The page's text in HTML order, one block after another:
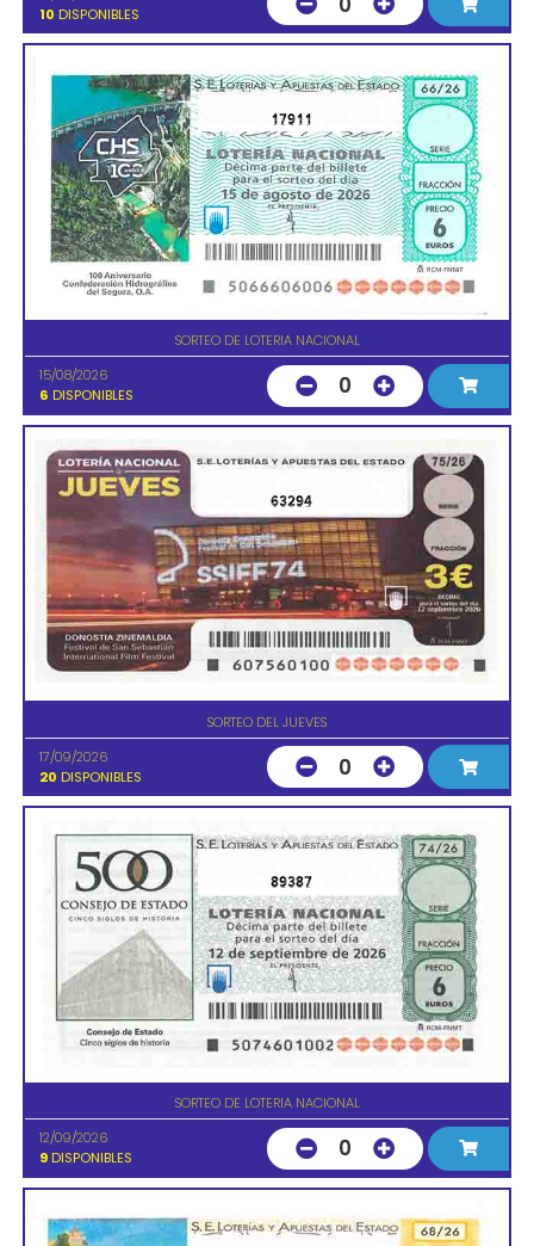
10 DISPONIBLES
17911
SORTEO DE LOTERIA NACIONAL
15/08/2026
6 DISPONIBLES 0
63294
SORTEO DEL JUEVES
17/09/2026
20 DISPONIBLES 0
89387
SORTEO DE LOTERIA NACIONAL
12/09/2026
9 DISPONIBLES 0